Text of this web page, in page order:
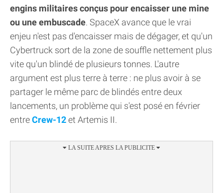
engins militaires conçus pour encaisser une mine
ou une embuscade. SpaceX avance que le vrai
enjeu n'est pas d'encaisser mais de dégager, et qu'un
Cybertruck sort de la zone de souffle nettement plus
vite qu'un blindé de plusieurs tonnes. L'autre
argument est plus terre à terre : ne plus avoir à se
partager le même parc de blindés entre deux
lancements, un problème qui s'est posé en février
entreCrew-12et Artemis II.